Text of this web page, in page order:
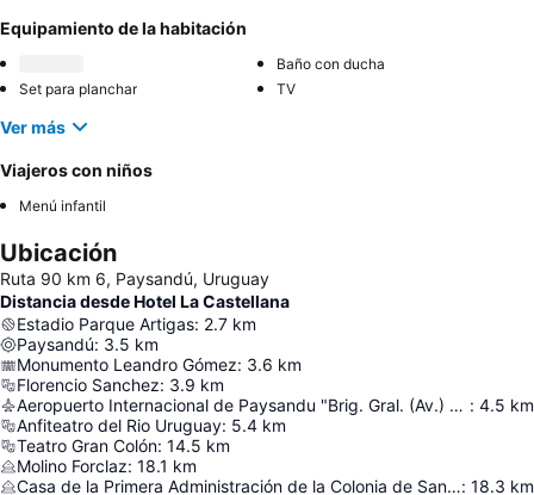
Equipamiento de la habitación
Baño con ducha
Set para planchar
TV
Ver más
Viajeros con niños
Menú infantil
Ubicación
Ruta 90 km 6, Paysandú, Uruguay
Distancia desde Hotel La Castellana
Estadio Parque Artigas: 2.7 km
Paysandú: 3.5 km
Monumento Leandro Gómez: 3.6 km
Florencio Sanchez: 3.9 km
Aeropuerto Internacional de Paysandu "Brig. Gral. (Av.) Tydeo Larre Borges" : 4.5 km
Anfiteatro del Rio Uruguay: 5.4 km
Teatro Gran Colón: 14.5 km
Molino Forclaz: 18.1 km
Casa de la Primera Administración de la Colonia de San José: 18.3 km